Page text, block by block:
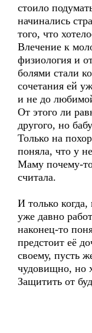
стоило
начинались
того, что
Влечение к
физиология и
болями стали
сочетания ей
и не до
От этого ли
другого, но
Только на
поняла, что у
Маму почему-
считала.
И только когда,
уже давно
наконец-то
предстоит её
своему, пусть
чудовищно, но
Защитить от